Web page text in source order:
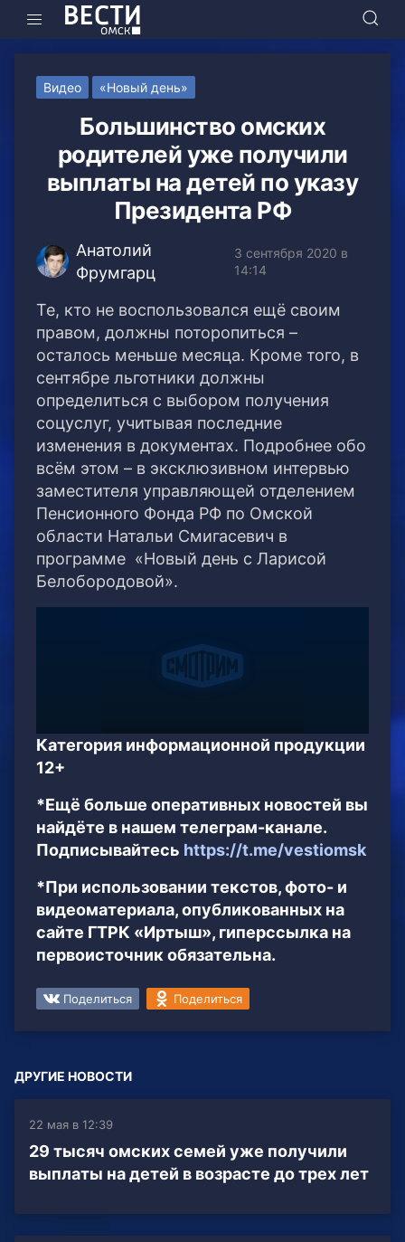
Видео «Новый день»
Большинство омских
родителей уже получили
выплаты на детей по указу
Президента РФ
Анатолий
Фрумгарц
3 сентября 2020 в
14:14
Те, кто не воспользовался ещё своим
правом, должны поторопиться –
осталось меньше месяца. Кроме того, в
сентябре льготники должны
определиться с выбором получения
соцуслуг, учитывая последние
изменения в документах. Подробнее обо
всём этом – в эксклюзивном интервью
заместителя управляющей отделением
Пенсионного Фонда РФ по Омской
области Натальи Смигасевич в
программе «Новый день с Ларисой
Белобородовой».
Категория информационной продукции
12+
*Ещё больше оперативных новостей вы
найдёте в нашем телеграм-канале.
Подписывайтесь https://t.me/vestiomsk
*При использовании текстов, фото- и
видеоматериала, опубликованных на
сайте ГТРК «Иртыш», гиперссылка на
первоисточник обязательна.
Поделиться Поделиться
ДРУГИЕ НОВОСТИ
22 мая в 12:39
29 тысяч омских семей уже получили
выплаты на детей в возрасте до трех лет